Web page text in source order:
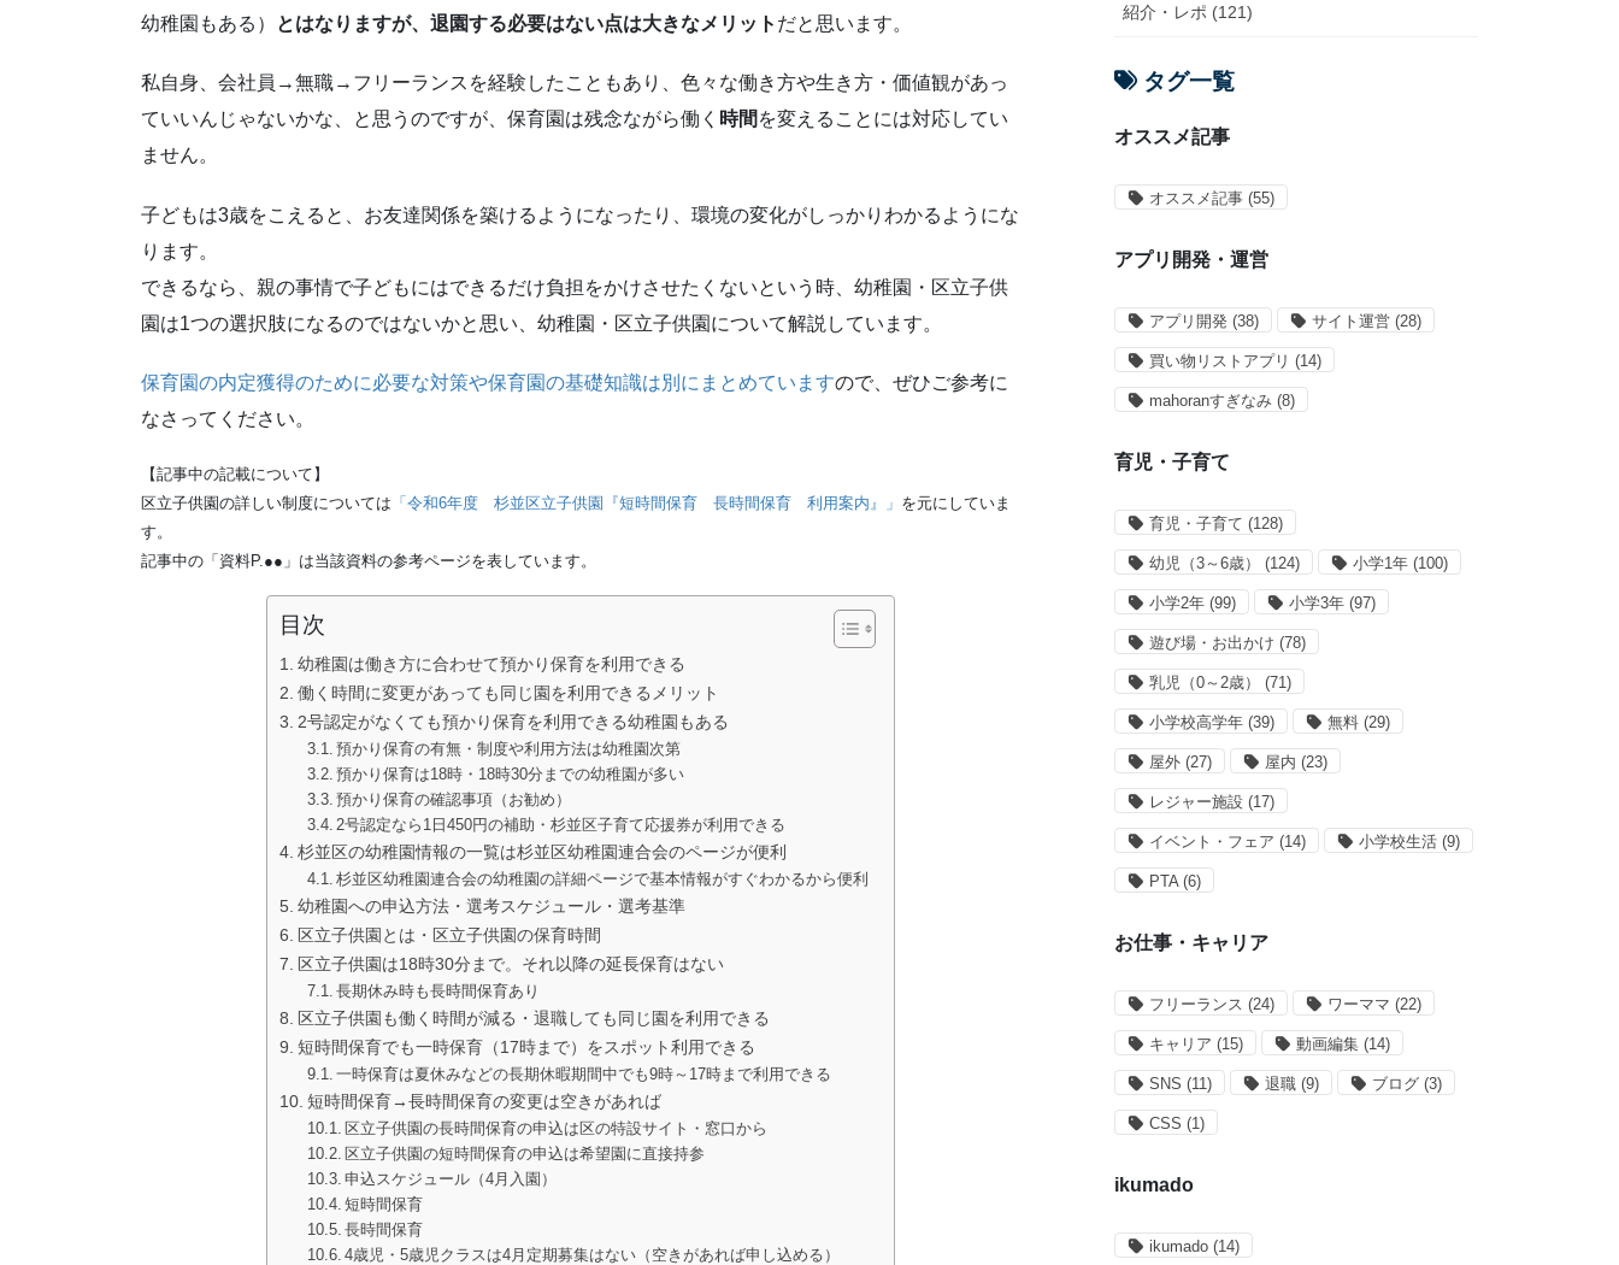
幼稚園もある）
とはなりますが、退園する必要はない点は大きなメリット だと思います。
私自身、会社員→無職→フリーランスを経験したこともあり、色々な働き方や生き方・価値観があっ
ていいんじゃないかな、と思うのですが、保育園は残念ながら働く 時間 を変えることには対応してい
ません。
子どもは3歳をこえると、お友達関係を築けるようになったり、環境の変化がしっかりわかるようにな
ります。
できるなら、親の事情で子どもにはできるだけ負担をかけさせたくないという時、幼稚園・区立子供
園は1つの選択肢になるのではないかと思い、幼稚園・区立子供園について解説しています。
保育園の内定獲得のために必要な対策や保育園の基礎知識は別にまとめていますので、ぜひご参考に
なさってください。
【記事中の記載について】
区立子供園の詳しい制度については 「令和6年度 杉並区立子供園『短時間保育 長時間保育 利用案内』」 を元にしていま
す。
記事中の「資料P.●●」は当該資料の参考ページを表しています。
目次
幼稚園は働き方に合わせて預かり保育を利用できる
働く時間に変更があっても同じ園を利用できるメリット
2号認定がなくても預かり保育を利用できる幼稚園もある
預かり保育の有無・制度や利用方法は幼稚園次第
預かり保育は18時・18時30分までの幼稚園が多い
預かり保育の確認事項（お勧め）
2号認定なら1日450円の補助・杉並区子育て応援券が利用できる
杉並区の幼稚園情報の一覧は杉並区幼稚園連合会のページが便利
杉並区幼稚園連合会の幼稚園の詳細ページで基本情報がすぐわかるから便利
幼稚園への申込方法・選考スケジュール・選考基準
区立子供園とは・区立子供園の保育時間
区立子供園は18時30分まで。それ以降の延長保育はない
長期休み時も長時間保育あり
区立子供園も働く時間が減る・退職しても同じ園を利用できる
短時間保育でも一時保育（17時まで）をスポット利用できる
一時保育は夏休みなどの長期休暇期間中でも9時～17時まで利用できる
短時間保育→長時間保育の変更は空きがあれば
区立子供園の長時間保育の申込は区の特設サイト・窓口から
区立子供園の短時間保育の申込は希望園に直接持参
申込スケジュール（4月入園）
短時間保育
長時間保育
4歳児・5歳児クラスは4月定期募集はない（空きがあれば申し込める）
紹介・レポ (121)
タグ一覧
オススメ記事
オススメ記事 (55)
アプリ開発・運営
アプリ開発 (38) サイト運営 (28)
買い物リストアプリ (14)
mahoranすぎなみ (8)
育児・子育て
育児・子育て (128)
幼児（3～6歳） (124) 小学1年 (100)
小学2年 (99) 小学3年 (97)
遊び場・お出かけ (78)
乳児（0～2歳） (71)
小学校高学年 (39) 無料 (29)
屋外 (27) 屋内 (23)
レジャー施設 (17)
イベント・フェア (14) 小学校生活 (9)
PTA(6)
お仕事・キャリア
フリーランス (24) ワーママ (22)
キャリア (15) 動画編集 (14)
SNS (11) 退職 (9) ブログ (3)
CSS (1)
ikumado
ikumado (14)